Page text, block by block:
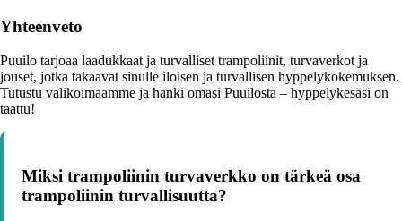
Yhteenveto
Puuilo tarjoaa laadukkaat ja turvalliset trampoliinit, turvaverkot ja
jouset, jotka takaavat sinulle iloisen ja turvallisen hyppelykokemuksen.
Tutustu valikoimaamme ja hanki omasi Puuilosta – hyppelykesäsi on
taattu!
Miksi trampoliinin turvaverkko on tärkeä osa
trampoliinin turvallisuutta?